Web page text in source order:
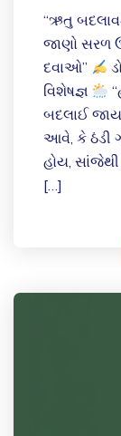
“ઋતુ
જાણો સરળ
દવાઓ”
વિશેષજ્ઞ
બદલાઈ
આવે, કે ઠંડી
હોય,
[…]